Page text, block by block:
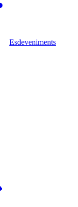
Esdeveniments